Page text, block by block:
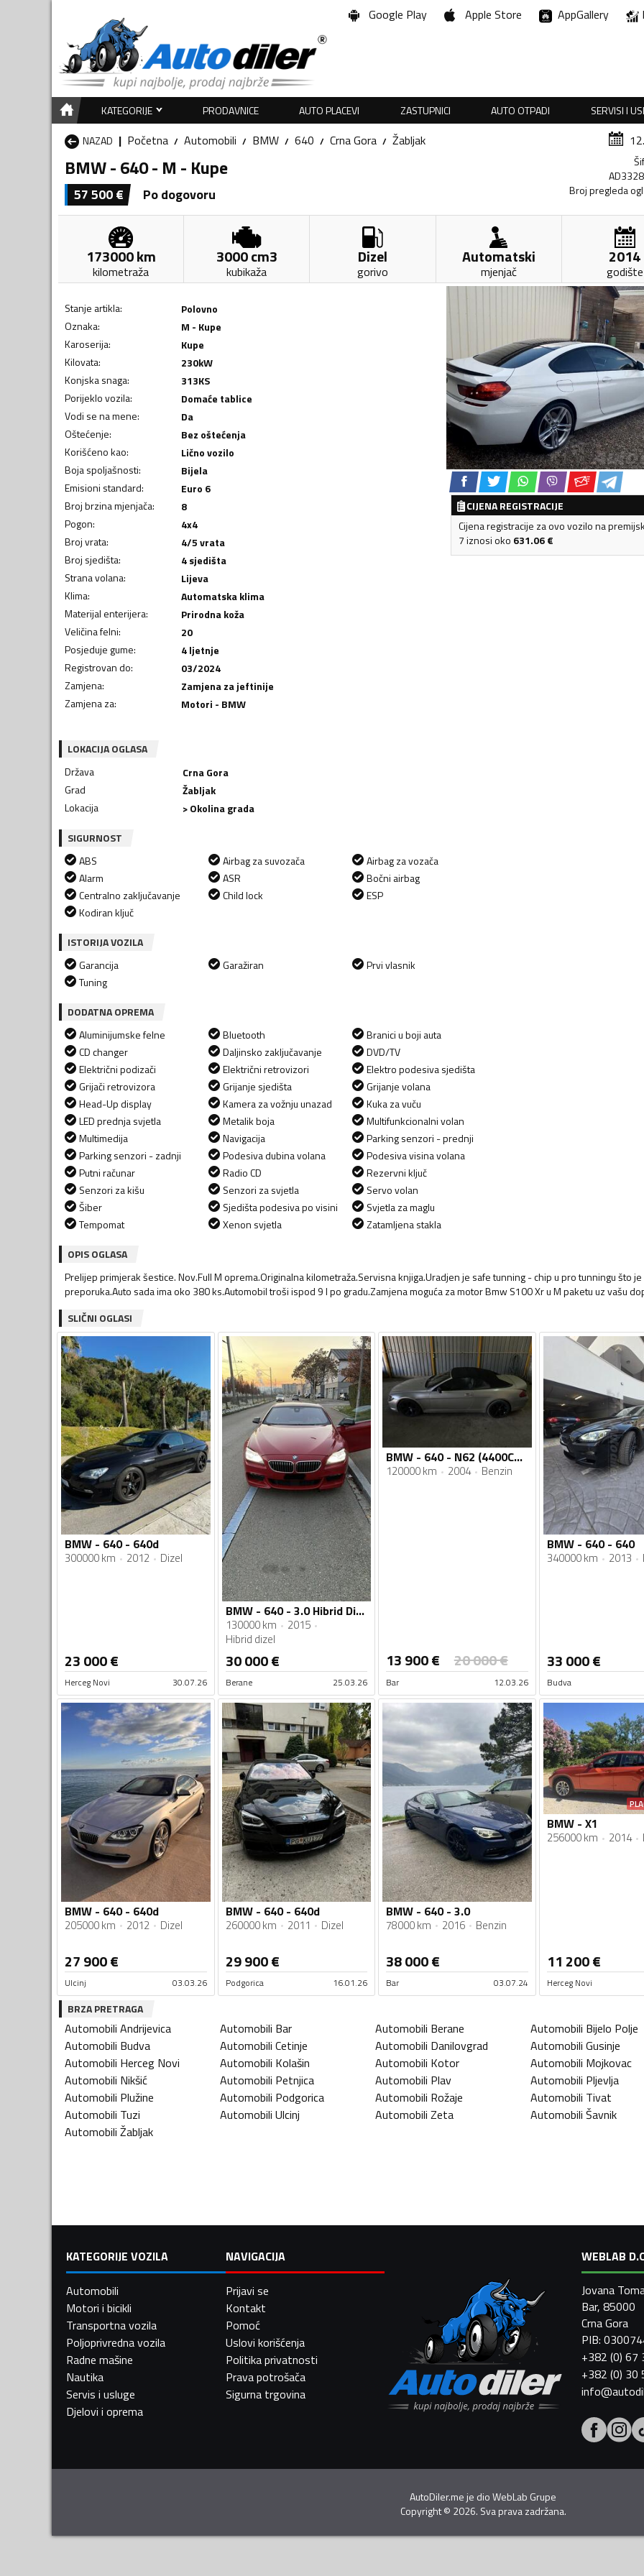
Google Play Apple Store AppGallery
KATEGORIJE PRODAVNICE AUTO PLACEVI ZASTUPNICI AUTO OTPADI
SERVISI I
NAZAD
Početna Automobili BMW 640 Crna Gora Žabljak
BMW - 640 - M - Kupe
57 500€ Po dogovoru
Broj pregleda
173000km
kilometraža
3000cm3
kubikaža
Dizel
gorivo
Automatski
mjenjač
2014
godište
Stanje artikla:
Polovno
Oznaka:
M - Kupe
Karoserija:
Kupe
Kilovata: 230kW
Konjska snaga: 313KS
Porijeklo vozila:
Domaće tablice
Vodi se na mene:
Da
Oštećenje:
Bez oštećenja
Korišćeno kao:
Lično vozilo
Boja spoljašnosti:
Bijela
Emisioni standard:
Euro 6
Broj brzina mjenjača:
8
Pogon:
4x4
Broj vrata:
4/5 vrata
Broj sjedišta:
4 sjedišta
Strana volana:
Lijeva
Klima:
Automatska klima
Materijal enterijera:
Prirodna koža
Veličina felni:
20
Posjeduje gume:
4 ljetnje
Registrovan do:
03/2024
Zamjena:
Zamjena za jeftinije
Zamjena za: Motori - BMW
CIJENA REGISTRACIJE
Cijena registracije za ovo vozilo na
7 iznosi oko 631.06€
LOKACIJA OGLASA
Država
Crna Gora
Grad
Žabljak
Lokacija
> Okolina grada
SIGURNOST
ABS
Alarm
Centralno zaključavanje
Kodiran ključ
Airbag za suvozača
ASR
Child lock
Airbag za vozača
Bočni airbag
ESP
ISTORIJA VOZILA
Garancija
Tuning
Garažiran Prvi vlasnik
DODATNA OPREMA
Aluminijumske felne
CD changer
Električni podizači
Grijači retrovizora
Head-Up display
LED prednja svjetla
Multimedija
Parking senzori - zadnji
Putni računar
Senzori za kišu
Šiber
Tempomat
Bluetooth
Daljinsko zaključavanje
Električni retrovizori
Grijanje sjedišta
Kamera za vožnju unazad
Metalik boja
Navigacija
Podesiva dubina volana
Radio CD
Senzori za svjetla
Sjedišta podesiva po visini
Xenon svjetla
Branici u boji auta
DVD/TV
Elektro podesiva sjedišta
Grijanje volana
Kuka za vuču
Multifunkcionalni volan
Parking senzori - prednji
Podesiva visina volana
Rezervni ključ
Servo volan
Svjetla za maglu
Zatamljena stakla
OPIS OGLASA
Prelijep primjerak šestice. Nov.Full M oprema.Originalna kilometraža.Servisna knjiga.Uradjen je safe tunning - chip u pro tunningu što je
preporuka.Auto sada ima oko 380 ks.Automobil troši ispod 9 l po gradu.Zamjena moguća za motor Bmw S100 Xr u M paketu uz vašu
SLIČNI OGLASI
BMW - 640 - 640d
300000 km 2012 Dizel
23 000€
Herceg Novi 30.07.26
BMW - 640 - 3.0 Hibrid Dizel
130000 km
2015
Hibrid dizel
30 000€
Berane 25.03.26
BMW - 640 - N62 (4400CC / 245kW)
120000 km 2004 Benzin
13 900€ 20 000€
Bar 12.03.26
BMW - 640 - 640
340000 km 2013
33 000€
Budva
BMW - 640 - 640d
205000 km 2012 Dizel
27 900€
Ulcinj 03.03.26
BMW - 640 - 640d
260000 km 2011 Dizel
29 900€
Podgorica 16.01.26
BMW - 640 - 3.0
78000 km 2016 Benzin
38 000€
Bar 03.07.24
BMW - X1
256000 km 2014
11 200€
Herceg Novi
BRZA PRETRAGA
Automobili Andrijevica Automobili Bar Automobili Berane Automobili Bijelo Polje
Automobili Budva Automobili Cetinje Automobili Danilovgrad Automobili Gusinje
Automobili Herceg Novi Automobili Kolašin Automobili Kotor Automobili Mojkovac
Automobili Nikšić Automobili Petnjica Automobili Plav Automobili Pljevlja
Automobili Plužine Automobili Podgorica Automobili Rožaje Automobili Tivat
Automobili Tuzi Automobili Ulcinj Automobili Zeta Automobili Šavnik
Automobili Žabljak
KATEGORIJE VOZILA
Automobili
Motori i bicikli
Transportna vozila
Poljoprivredna vozila
Radne mašine
Nautika
Servis i usluge
Djelovi i oprema
NAVIGACIJA
Prijavi se
Kontakt
Pomoć
Uslovi korišćenja
Politika privatnosti
Prava potrošača
Sigurna trgovina
WEBLAB
Jovana
Bar, 85000
Crna Gora
PIB:
+382 (0) 67
+382 (0) 30
AutoDiler.me je dioWebLab Grupe
Copyright© 2026. Sva prava zadržana.